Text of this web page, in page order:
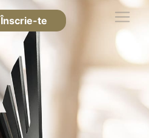
Înscrie-te